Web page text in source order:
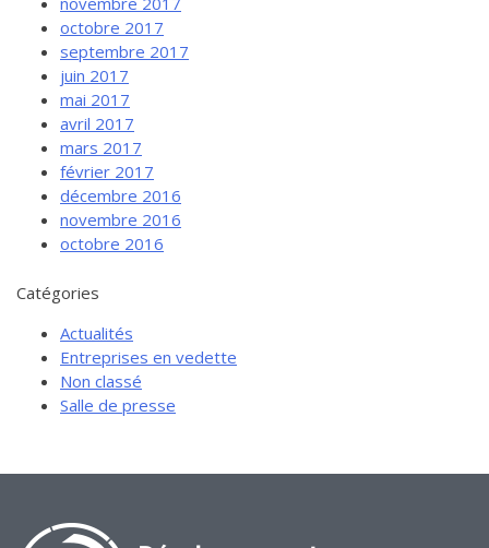
octobre 2017
septembre 2017
juin 2017
mai 2017
avril 2017
mars 2017
février 2017
décembre 2016
novembre 2016
octobre 2016
Catégories
Actualités
Entreprises en vedette
Non classé
Salle de presse